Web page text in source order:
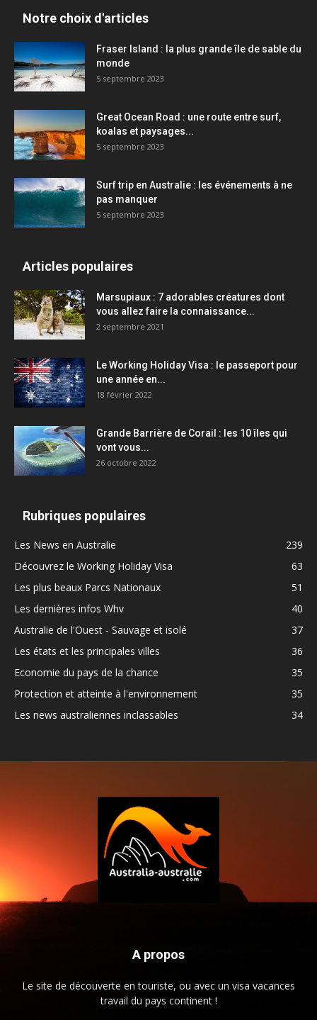
Notre choix d'articles
Fraser Island : la plus grande île de sable du
monde
5 septembre 2023
Great Ocean Road : une route entre surf,
koalas et paysages...
5 septembre 2023
Surf trip en Australie : les événements à ne
pas manquer
5 septembre 2023
Articles populaires
Marsupiaux : 7 adorables créatures dont
vous allez faire la connaissance...
2 septembre 2021
Le Working Holiday Visa : le passeport pour
une année en...
18 février 2022
Grande Barrière de Corail : les 10 îles qui
vont vous...
26 octobre 2022
Rubriques populaires
Les News en Australie
239
Découvrez le Working Holiday Visa
63
Les plus beaux Parcs Nationaux
51
Les dernières infos Whv
40
Australie de l'Ouest - Sauvage et isolé
37
Les états et les principales villes
36
Economie du pays de la chance
35
Protection et atteinte à l'environnement
35
Les news australiennes inclassables
34
A propos
Le site de découverte en touriste, ou avec un visa vacances
travail du pays continent !